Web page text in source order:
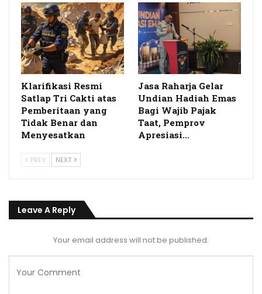
Klarifikasi Resmi
Satlap Tri Cakti atas
Pemberitaan yang
Tidak Benar dan
Menyesatkan
Jasa Raharja Gelar
Undian Hadiah Emas
Bagi Wajib Pajak
Taat, Pemprov
Apresiasi…
PREV NEXT
Leave A Reply
Your email address will not be published.